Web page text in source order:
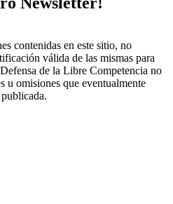
contenidas en este sitio, no
válida de las mismas para
de la Libre Competencia no
u omisiones que eventualmente